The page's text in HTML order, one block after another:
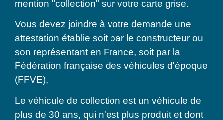
mention "collection" sur votre carte grise.
Vous devez joindre à votre demande une
attestation établie soit par le constructeur ou
son représentant en France, soit par la
Fédération française des véhicules d'époque
(FFVE),
Le véhicule de collection est un véhicule de
plus de 30 ans, qui n'est plus produit et dont